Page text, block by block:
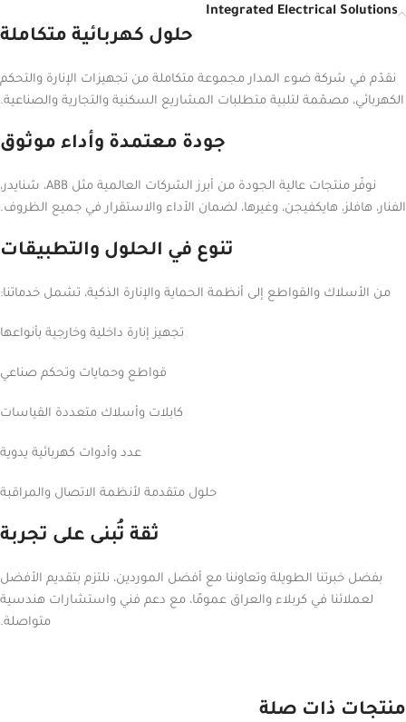
Integrated Electrical Solutions
حلول كهربائية متكاملة
نقدّم في شركة ضوء المدار مجموعة متكاملة من تجهيزات الإنارة والتحكم
الكهربائي، مصمّمة لتلبية متطلبات المشاريع السكنية والتجارية والصناعية.
جودة معتمدة وأداء موثوق
نوفّر منتجات عالية الجودة من أبرز الشركات العالمية مثل ABB، شنايدر،
الفنار، هافلز، هايكفيجن، وغيرها، لضمان الأداء والاستقرار في جميع الظروف.
تنوع في الحلول والتطبيقات
من الأسلاك والقواطع إلى أنظمة الحماية والإنارة الذكية، تشمل خدماتنا:
تجهيز إنارة داخلية وخارجية بأنواعها
قواطع وحمايات وتحكم صناعي
كابلات وأسلاك متعددة القياسات
عدد وأدوات كهربائية يدوية
حلول متقدمة لأنظمة الاتصال والمراقبة
ثقة تُبنى على تجربة
بفضل خبرتنا الطويلة وتعاوننا مع أفضل الموردين، نلتزم بتقديم الأفضل
لعملائنا في كربلاء والعراق عمومًا، مع دعم فني واستشارات هندسية
متواصلة.
منتجات ذات صلة